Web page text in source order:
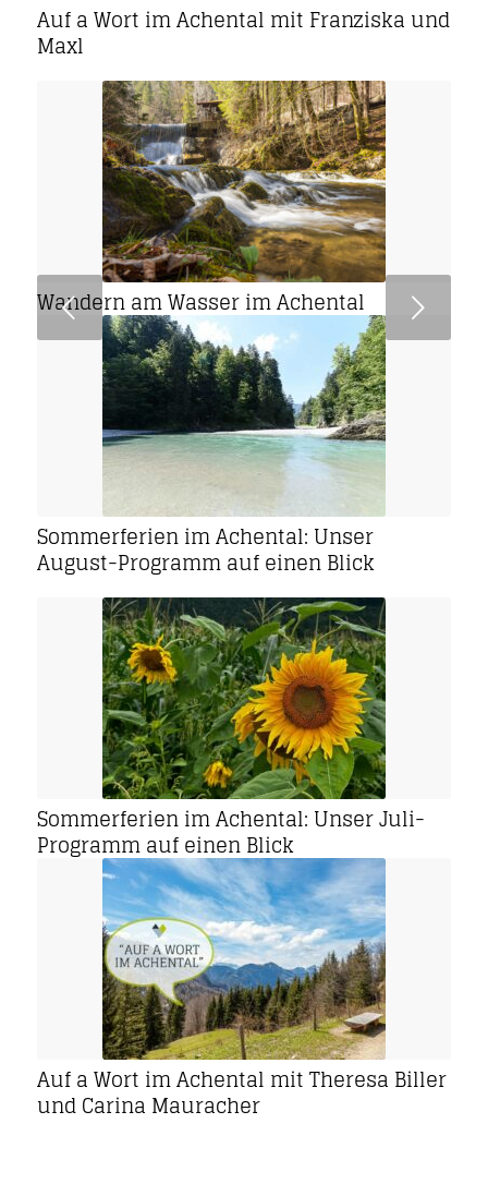
Auf a Wort im Achental mit Franziska und
Maxl
Wandern am Wasser im Achental
Sommerferien im Achental: Unser
August-Programm auf einen Blick
Sommerferien im Achental: Unser Juli-
Programm auf einen Blick
Auf a Wort im Achental mit Theresa Biller
und Carina Mauracher
Weiter